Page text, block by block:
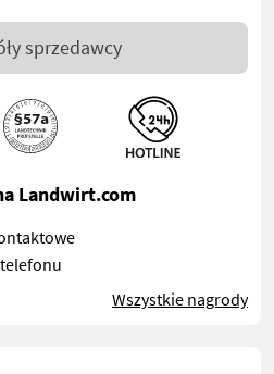
sprzedawcy
Landwirt.com
Wszystkie nagrody